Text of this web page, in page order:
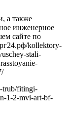
а также
инженерное
сайте по
kollektory-
stali-
trub/fitingi-
1-2-mvi-art-bf-